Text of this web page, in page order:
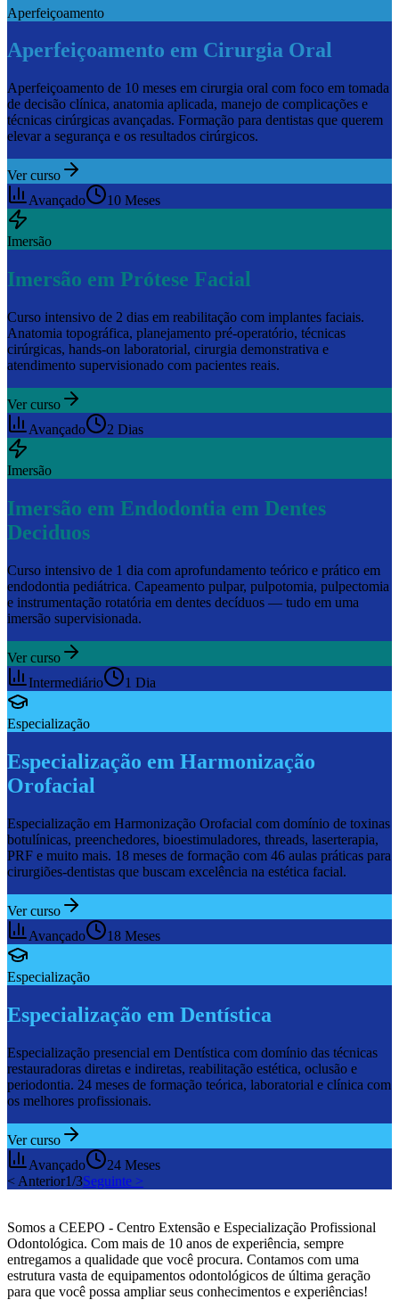
Aperfeiçoamento
Aperfeiçoamento em Cirurgia Oral
Aperfeiçoamento de 10 meses em cirurgia oral com foco em tomada
de decisão clínica, anatomia aplicada, manejo de complicações e
técnicas cirúrgicas avançadas. Formação para dentistas que querem
elevar a segurança e os resultados cirúrgicos.
Ver curso
Avançado
10 Meses
Imersão
Imersão em Prótese Facial
Curso intensivo de 2 dias em reabilitação com implantes faciais.
Anatomia topográfica, planejamento pré-operatório, técnicas
cirúrgicas, hands-on laboratorial, cirurgia demonstrativa e
atendimento supervisionado com pacientes reais.
Ver curso
Avançado
2 Dias
Imersão
Imersão em Endodontia em Dentes
Deciduos
Curso intensivo de 1 dia com aprofundamento teórico e prático em
endodontia pediátrica. Capeamento pulpar, pulpotomia, pulpectomia
e instrumentação rotatória em dentes decíduos — tudo em uma
imersão supervisionada.
Ver curso
Intermediário
1 Dia
Especialização
Especialização em Harmonização
Orofacial
Especialização em Harmonização Orofacial com domínio de toxinas
botulínicas, preenchedores, bioestimuladores, threads, laserterapia,
PRF e muito mais. 18 meses de formação com 46 aulas práticas para
cirurgiões-dentistas que buscam excelência na estética facial.
Ver curso
Avançado
18 Meses
Especialização
Especialização em Dentística
Especialização presencial em Dentística com domínio das técnicas
restauradoras diretas e indiretas, reabilitação estética, oclusão e
periodontia. 24 meses de formação teórica, laboratorial e clínica com
os melhores profissionais.
Ver curso
Avançado
24 Meses
< Anterior1/3Seguinte >
Somos a CEEPO - Centro Extensão e Especialização Profissional
Odontológica. Com mais de 10 anos de experiência, sempre
entregamos a qualidade que você procura. Contamos com uma
estrutura vasta de equipamentos odontológicos de última geração
para que você possa ampliar seus conhecimentos e experiências!